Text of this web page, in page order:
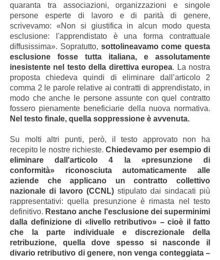
quaranta tra associazioni, organizzazioni e singole
persone esperte di lavoro e di parità di genere,
scrivevamo: «Non si giustifica in alcun modo questa
esclusione: l'apprendistato è una forma contrattuale
diffusissima». Sopratutto, sottolineavamo come questa
esclusione fosse tutta italiana, e assolutamente
inesistente nel testo della direttiva europea. La nostra
proposta chiedeva quindi di eliminare dall’articolo 2
comma 2 le parole relative ai contratti di apprendistato, in
modo che anche le persone assunte con quel contratto
fossero pienamente beneficiarie della nuova normativa.
Nel testo finale, quella soppressione è avvenuta.
Su molti altri punti, però, il testo approvato non ha
recepito le nostre richieste.Chiedevamo per esempio di
eliminare dall'articolo 4 la «presunzione di
conformità» riconosciuta automaticamente alle
aziende che applicano un contratto collettivo
nazionale di lavoro (CCNL) stipulato dai sindacati più
rappresentativi: quella presunzione è rimasta nel testo
definitivo. Restano anche l'esclusione dei superminimi
dalla definizione di «livello retributivo» – cioè il fatto
che la parte individuale e discrezionale della
retribuzione, quella dove spesso si nasconde il
divario retributivo di genere, non venga conteggiata –